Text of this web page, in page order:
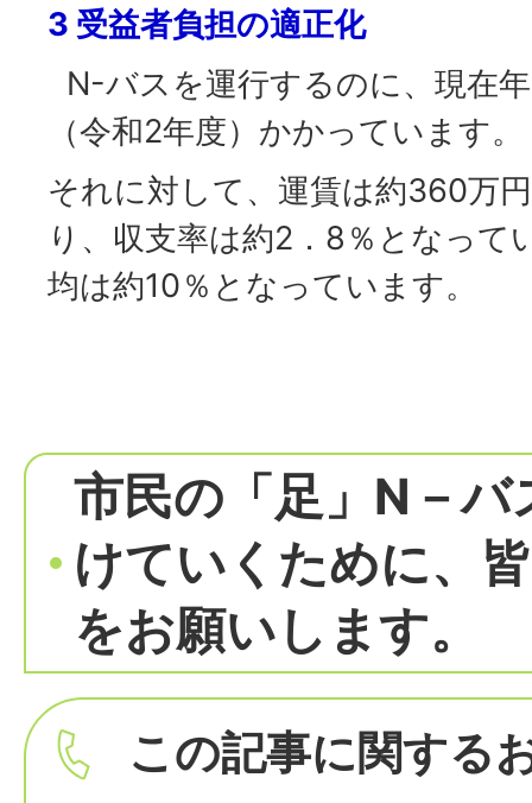
3 受益者負担の適正化
N-バスを運行するのに、現在
（令和2年度）かかっています。
それに対して、運賃は約360万
り、収支率は約2．8％となって
均は約10％となっています。
市民の「足」N－バ
けていくために、
をお願いします。
この記事に関する